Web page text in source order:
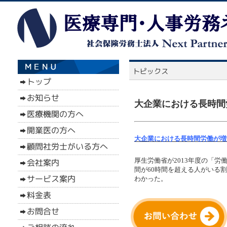
大企業における長時
大企業における長時間労働が
厚生労働省が2013年度の「労
間が60時間を超える人がいる
わかった。